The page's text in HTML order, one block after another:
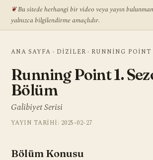
Bu sitede herhangi bir video veya yayın
yalnızca bilgilendirme amaçlıdır.
ANA SAYFA › DIZILER › RUNNING POINT
Running Point 1.
Bölüm
Galibiyet Serisi
YAYIN TARIHI: 2025-02-27
Bölüm Konusu